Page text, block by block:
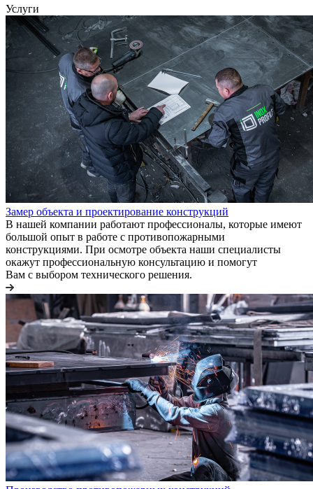
Услуги
Замер объекта и проектирование конструкций
В нашей компании работают профессионалы, которые имеют
большой опыт в работе с противопожарными
конструкциями. При осмотре объекта наши специалисты
окажут профессиональную консультацию и помогут
Вам с выбором технического решения.